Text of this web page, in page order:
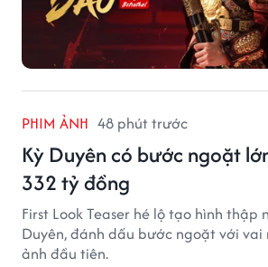
PHIM ẢNH 48 phút trước
Kỳ Duyên có bước ngoặt
332 tỷ đồng
First Look Teaser hé lộ tạo hình thập
Duyên, đánh dấu bước ngoặt với vai
ảnh đầu tiên.